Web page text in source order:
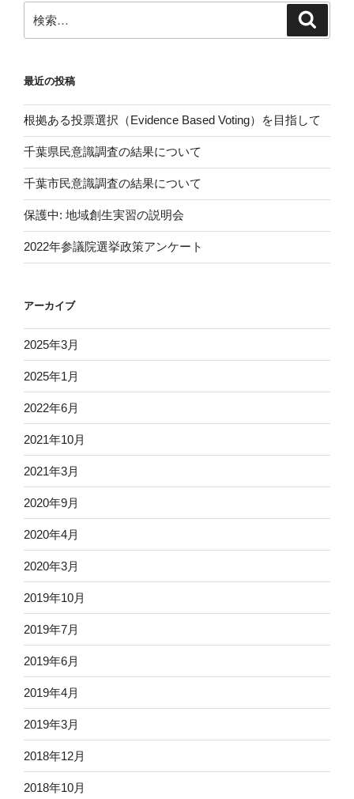
ン
索:
最近の投稿
根拠ある投票選択（Evidence Based Voting）を目指して
千葉県民意識調査の結果について
千葉市民意識調査の結果について
保護中: 地域創生実習の説明会
2022年参議院選挙政策アンケート
アーカイブ
2025年3月
2025年1月
2022年6月
2021年10月
2021年3月
2020年9月
2020年4月
2020年3月
2019年10月
2019年7月
2019年6月
2019年4月
2019年3月
2018年12月
2018年10月